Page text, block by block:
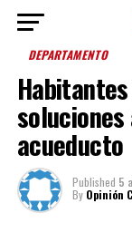
DEPARTAMENTO
acueducto
Published 5
By Opinión